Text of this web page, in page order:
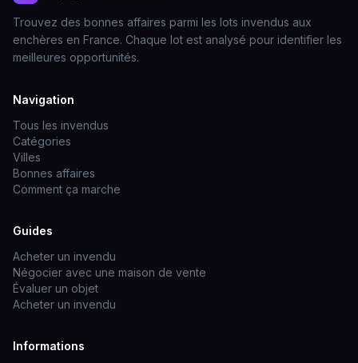
Trouvez des bonnes affaires parmi les lots invendus aux
enchères en France. Chaque lot est analysé pour identifier les
meilleures opportunités.
Navigation
Tous les invendus
Catégories
Villes
Bonnes affaires
Comment ça marche
Guides
Acheter un invendu
Négocier avec une maison de vente
Évaluer un objet
Acheter un invendu
Informations